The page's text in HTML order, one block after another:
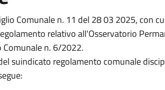
Comunalen. 11 del 2803 2025, con
relativoall'Osservatorio
Comunalen. 6/2022.
suindicato regolamento comunale